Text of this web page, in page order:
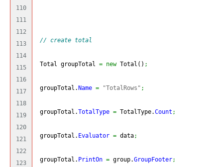
110
111
112
113
114
115
116
117
118
119
120
121
122
123
// create total
Total groupTotal = new Total ( ) ;
groupTotal.Name = "TotalRows" ;
groupTotal.TotalType = TotalType.Count ;
groupTotal. Evaluator = data;
groupTotal. PrintOn = group.GroupFooter;